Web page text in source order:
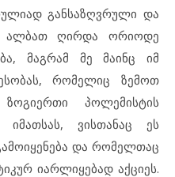
განსაზღვრული და
ალბათ ღირდა ორიოდე
მაგრამ მე მაინც იმ
რომელიც ზემოთ
პოლემისტის
იმათსას, ვისთანაც ეს
და რომელთაც
იარლიყებად აქციეს.